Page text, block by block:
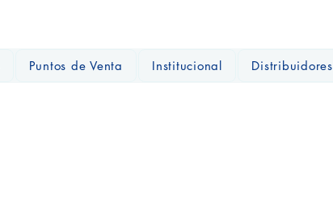
Puntos de Venta Institucional Distribuidores